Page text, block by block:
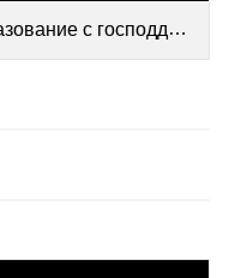
с господдержкой.pdf